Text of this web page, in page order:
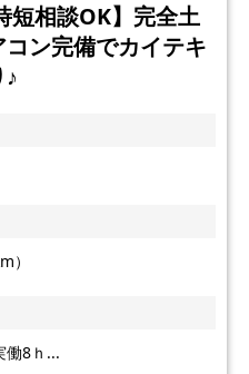
短相談OK】完全土
ン完備でカイテキ
）
働8ｈ...